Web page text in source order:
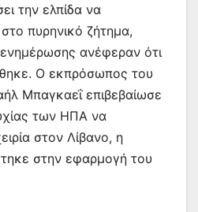
την ελπίδα να
πυρηνικό ζήτημα,
ανέφεραν ότι
Ο εκπρόσωπος του
Μπαγκαεΐ επιβεβαίωσε
των ΗΠΑ να
στον Λίβανο, η
στην εφαρμογή του